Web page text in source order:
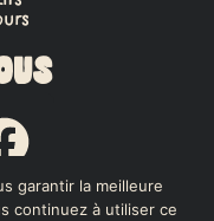
garantir la meilleure
continuez à utiliser ce